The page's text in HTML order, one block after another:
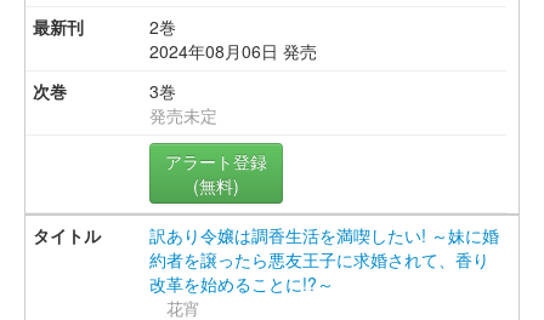
2巻
2024年08月06日 発売
3巻
発売未定
アラート登録
(無料)
訳あり令嬢は調香生活を満喫したい! ～妹に婚
約者を譲ったら悪友王子に求婚されて、香り
改革を始めることに!?～
花宵